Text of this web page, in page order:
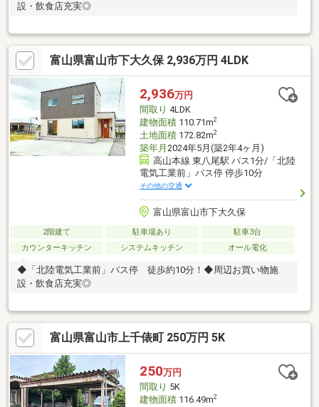
設・飲食店充実◎
富山県富山市下大久保 2,936万円 4LDK
2,936万円
間取り 4LDK
建物面積110.71m2
土地面積172.82m2
築年月 2024年5月(築2年4ヶ月)
高山本線 東八尾駅 バス1分/「北陸
電気工業前」バス停 停歩10分
その他の交通
富山県富山市下大久保
2階建て 駐車場あり
駐車3台
カウンターキッチン
システムキッチン オール電化
◆「北陸電気工業前」バス停 徒歩約10分！◆周辺お買い物施
設・飲食店充実◎
富山県富山市上千俵町 250万円 5K
250万円
間取り 5K
建物面積116.49m2